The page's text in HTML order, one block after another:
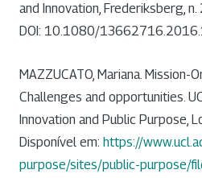
and Innovation, Frederiksberg,
DOI: 10.1080/
MAZZUCATO, Mariana. Mission-
Challenges and opportunities.
Innovation and Public Purpose,
Disponível em: https://
purpose/sites/public-purpose/